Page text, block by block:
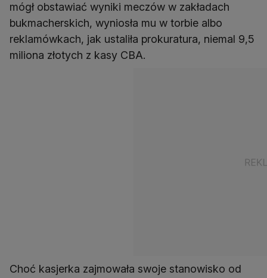
mógł obstawiać wyniki meczów w zakładach
bukmacherskich, wyniosła mu w torbie albo
reklamówkach, jak ustaliła prokuratura, niemal 9,5
miliona złotych z kasy CBA.
Choć kasjerka zajmowała swoje stanowisko od